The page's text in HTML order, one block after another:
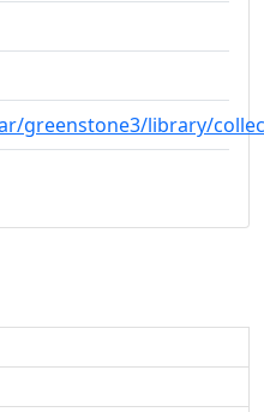
greenstone3/library/